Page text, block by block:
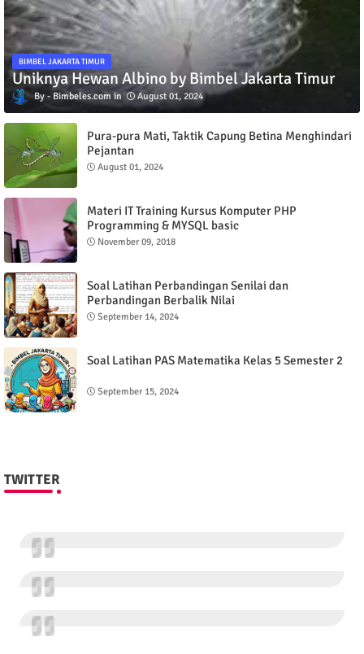
BIMBEL JAKARTA TIMUR
Uniknya Hewan Albino by Bimbel Jakarta Timur
Bimbeles.com August 01, 2024
Pura-pura Mati, Taktik Capung Betina Menghindari
Pejantan
August 01, 2024
Materi IT Training Kursus Komputer PHP
Programming & MYSQL basic
November 09, 2018
Soal Latihan Perbandingan Senilai dan
Perbandingan Berbalik Nilai
September 14, 2024
Soal Latihan PAS Matematika Kelas 5 Semester 2
September 15, 2024
TWITTER